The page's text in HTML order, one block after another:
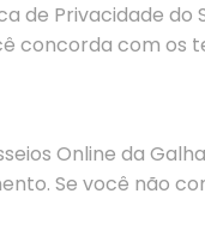
de Privacidade do
concorda com
Online da
Se você não